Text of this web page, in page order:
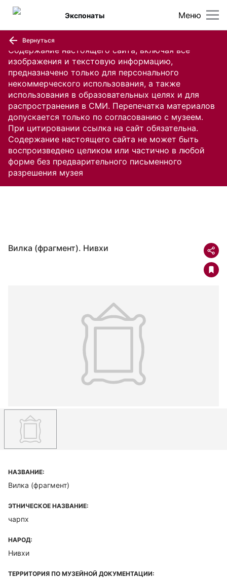
Содержание настоящего сайта, включая все
изображения и текстовую информацию,
предназначено только для персонального
некоммерческого использования, а также
использования в образовательных целях и для
распространения в СМИ. Перепечатка материалов
допускается только по согласованию с музеем.
При цитировании ссылка на сайт обязательна.
Содержание настоящего сайта не может быть
воспроизведено целиком или частично в любой
форме без предварительного письменного
разрешения музея
Меню
Экспонаты
Вернуться
Вилка (фрагмент). Нивхи
НАЗВАНИЕ:
Вилка (фрагмент)
ЭТНИЧЕСКОЕ НАЗВАНИЕ:
чарпх
НАРОД:
Нивхи
ТЕРРИТОРИЯ ПО МУЗЕЙНОЙ ДОКУМЕНТАЦИИ: